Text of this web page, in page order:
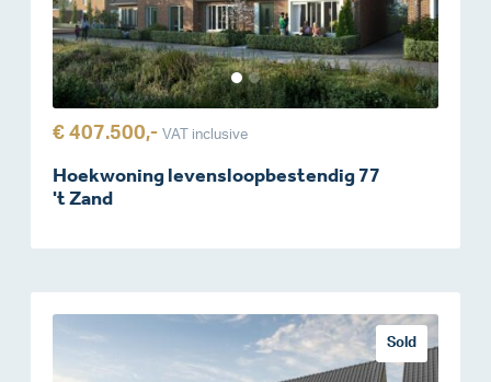
€ 407.500,- VAT inclusive
Hoekwoning levensloopbestendig 77
't Zand
Sold